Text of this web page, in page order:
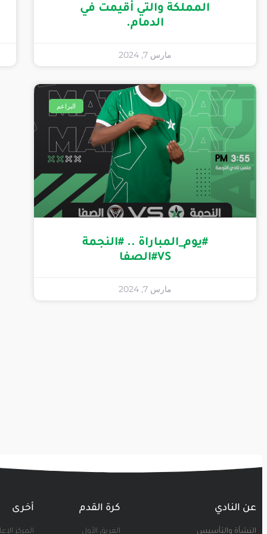
المملكة والتي أقيمت في
الدمام.
مارس 7, 2024
البراعم
#يوم_المباراة .. #النجمة
VS#الصفا
مارس 7, 2024
عن النادي
النشأة والتأسيس
كرة القدم
الفريق الأول
أخرى
المركز